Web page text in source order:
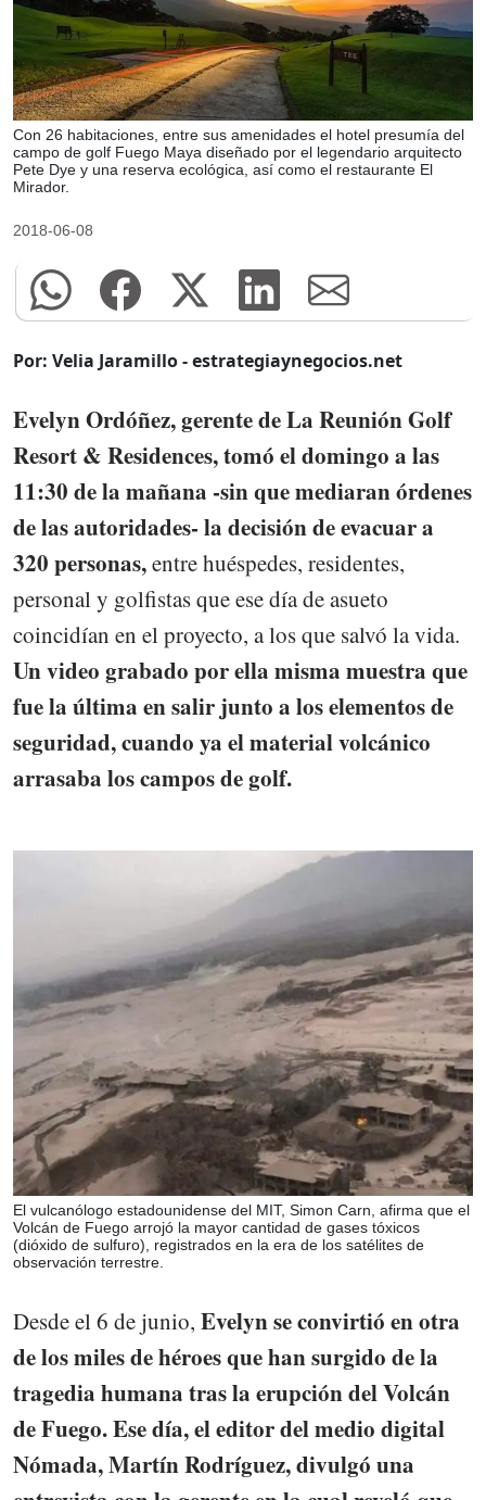
Con 26 habitaciones, entre sus amenidades el hotel presumía del
campo de golf Fuego Maya diseñado por el legendario arquitecto
Pete Dye y una reserva ecológica, así como el restaurante El
Mirador.
2018-06-08
Por: Velia Jaramillo - estrategiaynegocios.net
Evelyn Ordóñez, gerente de La Reunión Golf
Resort & Residences, tomó el domingo a las
11:30 de la mañana -sin que mediaran órdenes
de las autoridades- la decisión de evacuar a
320 personas,entre huéspedes, residentes,
personal y golfistas que ese día de asueto
coincidían en el proyecto, a los que salvó la vida.
Un video grabado por ella misma muestra que
fue la última en salir junto a los elementos de
seguridad, cuando ya el material volcánico
arrasaba los campos de golf.
El vulcanólogo estadounidense del MIT, Simon Carn, afirma que el
Volcán de Fuego arrojó la mayor cantidad de gases tóxicos
(dióxido de sulfuro), registrados en la era de los satélites de
observación terrestre.
Desde el 6 de junio, Evelyn se convirtió en otra
de los miles de héroes que han surgido de la
tragedia humana tras la erupción del Volcán
de Fuego. Ese día, el editor del medio digital
Nómada, Martín Rodríguez, divulgó una